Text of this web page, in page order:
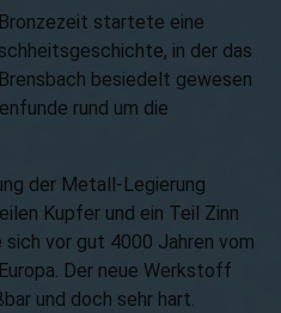
startete eine
in der das
besiedelt gewesen
rund um die
der Metall-Legierung
Kupfer und ein Teil Zinn
vor gut 4000 Jahren vom
Der neue Werkstoff
und doch sehr hart.